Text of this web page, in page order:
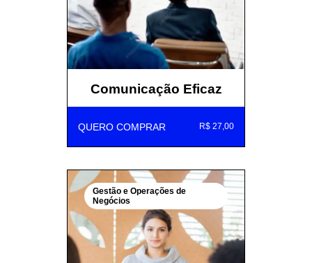
Comunicação Eficaz
QUERO COMPRAR R$ 27,00
Gestão e Operações de
Negócios